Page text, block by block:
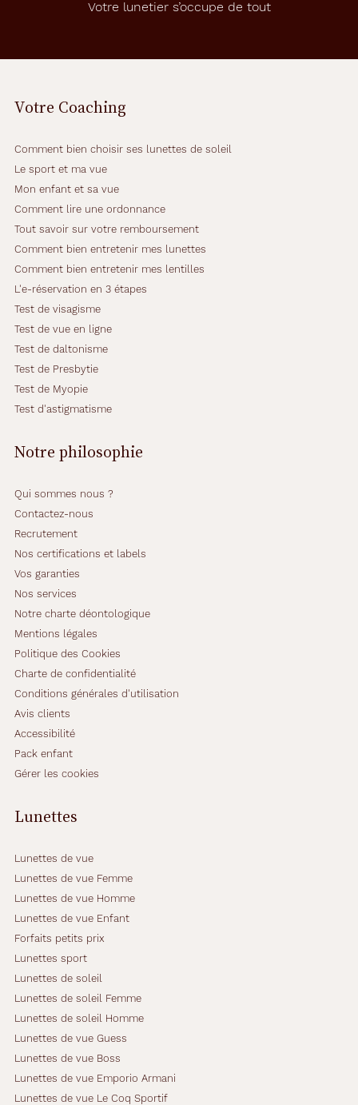
e
h
t
u
n
y
l
e
b
r
e
m
o
r
e
L
a
m
o
t
u
r
e
e
c
t
a
g
u
a
i
e
c
u
l
e
u
b
l
e
u
o
n
c
Votre lunetier s’occupe de tout
Votre Coaching
Comment bien choisir ses lunettes de soleil
Le sport et ma vue
Mon enfant et sa vue
Comment lire une ordonnance
Tout savoir sur votre remboursement
Comment bien entretenir mes lunettes
Comment bien entretenir mes lentilles
L'e-réservation en 3 étapes
Test de visagisme
Test de vue en ligne
Test de daltonisme
Test de Presbytie
Test de Myopie
Test d'astigmatisme
Notre philosophie
Qui sommes nous ?
Contactez-nous
Recrutement
Nos certifications et labels
Vos garanties
Nos services
Notre charte déontologique
Mentions légales
Politique des Cookies
Charte de confidentialité
Conditions générales d'utilisation
Avis clients
Accessibilité
Pack enfant
Gérer les cookies
Lunettes
Lunettes de vue
Lunettes de vue Femme
Lunettes de vue Homme
Lunettes de vue Enfant
Forfaits petits prix
Lunettes sport
Lunettes de soleil
Lunettes de soleil Femme
Lunettes de soleil Homme
Lunettes de vue Guess
Lunettes de vue Boss
Lunettes de vue Emporio Armani
Lunettes de vue Le Coq Sportif